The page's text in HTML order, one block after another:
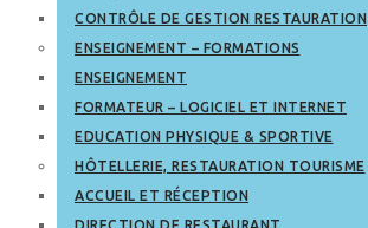
CONTRÔLE DE GESTION RESTAURATION
ENSEIGNEMENT – FORMATIONS
ENSEIGNEMENT
FORMATEUR – LOGICIEL ET INTERNET
EDUCATION PHYSIQUE & SPORTIVE
HÔTELLERIE, RESTAURATION TOURISME
ACCUEIL ET RÉCEPTION